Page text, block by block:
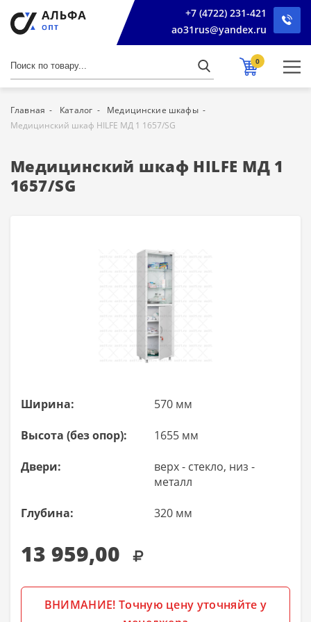
+7 (4722) 231-421
ao31rus@yandex.ru
0
Главная Каталог
Медицинские шкафы
Медицинский шкаф HILFE МД 1 1657/SG
Медицинский шкаф HILFE МД 1
1657/SG
Ширина: 570 мм
Высота (без опор): 1655 мм
Двери:
верх - стекло, низ -
металл
Глубина: 320 мм
13 959,00
ВНИМАНИЕ! Точную цену уточняйте у